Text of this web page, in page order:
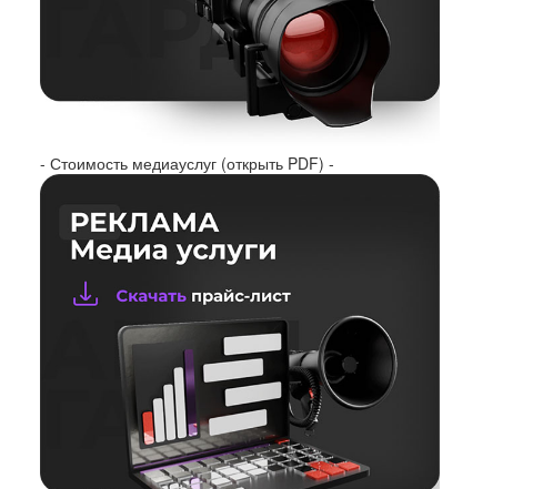
- Стоимость медиауслуг (открыть PDF) -